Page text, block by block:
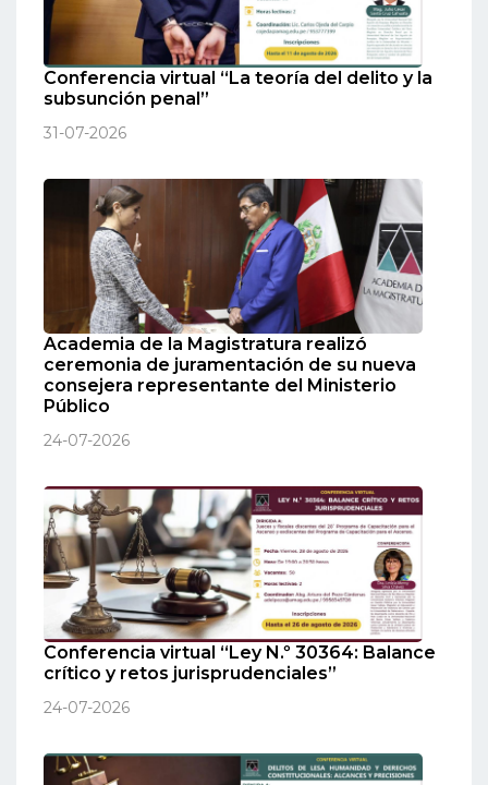
Conferencia virtual “La teoría del delito y la
subsunción penal”
31-07-2026
Academia de la Magistratura realizó
ceremonia de juramentación de su nueva
consejera representante del Ministerio
Público
24-07-2026
Conferencia virtual “Ley N.º 30364: Balance
crítico y retos jurisprudenciales”
24-07-2026